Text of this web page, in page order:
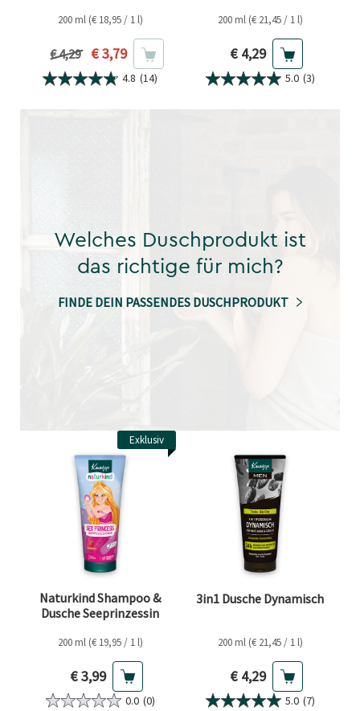
200 ml (€ 18,95 / 1 l)
Vorheriger Preis
€ 4,29 Aktueller Preis
€ 3,79
4.8 (14)
200 ml (€ 21,45 / 1 l)
Aktueller Preis
€ 4,29
5.0 (3)
Welches Duschprodukt ist
das richtige für mich?
FINDE DEIN PASSENDES DUSCHPRODUKT
Exklusiv
Naturkind Shampoo &
Dusche Seeprinzessin
200 ml (€ 19,95 / 1 l)
Aktueller Preis
€ 3,99
0.0 (0)
3in1 Dusche Dynamisch
200 ml (€ 21,45 / 1 l)
Aktueller Preis
€ 4,29
5.0 (7)